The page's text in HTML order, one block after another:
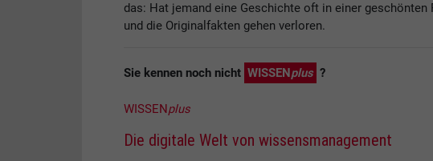
das: Hat jemand eine Geschichte oft in einer
und die Originalfakten gehen verloren.
Sie kennen noch nicht WISSEN plus ?
WISSEN plus
Die digitale Welt von wissensmanagement